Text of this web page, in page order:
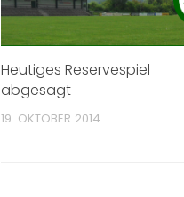
Heutiges Reservespiel
abgesagt
19. OKTOBER 2014